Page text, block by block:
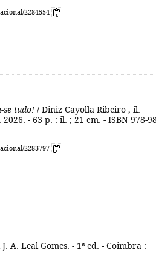
2284554
se tudo! / Diniz Cayolla Ribeiro ; il.
- 63 p. : il. ; 21 cm. - ISBN 978-
2283797
A. Leal Gomes. - 1ª ed. - Coimbra :